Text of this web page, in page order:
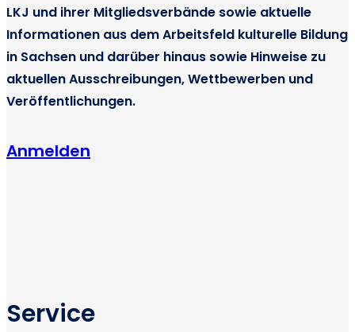
LKJ und ihrer Mitgliedsverbände sowie aktuelle
Informationen aus dem Arbeitsfeld kulturelle Bildung
in Sachsen und darüber hinaus sowie Hinweise zu
aktuellen Ausschreibungen, Wettbewerben und
Veröffentlichungen.
Anmelden
Service